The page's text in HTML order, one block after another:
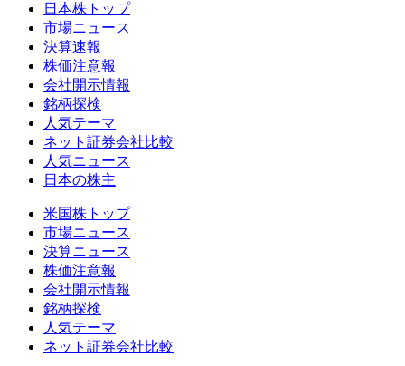
日本株トップ
市場ニュース
決算速報
株価注意報
会社開示情報
銘柄探検
人気テーマ
ネット証券会社比較
人気ニュース
日本の株主
米国株トップ
市場ニュース
決算ニュース
株価注意報
会社開示情報
銘柄探検
人気テーマ
ネット証券会社比較